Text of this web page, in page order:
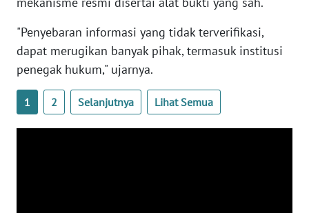
"Penyebaran informasi yang tidak terverifikasi,
dapat merugikan banyak pihak, termasuk institusi
penegak hukum," ujarnya.
1 2 Selanjutnya Lihat Semua
WN
WN
BABEL
WN